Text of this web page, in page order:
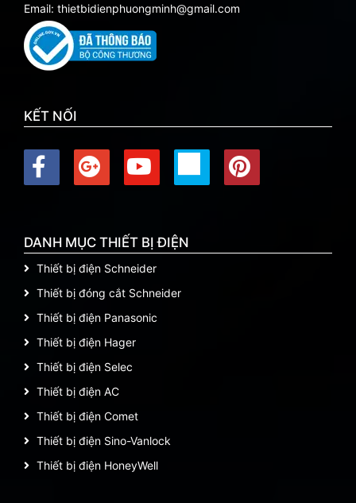
Email: thietbidienphuongminh@gmail.com
KẾT NỐI
DANH MỤC THIẾT BỊ ĐIỆN
Thiết bị điện Schneider
Thiết bị đóng cắt Schneider
Thiết bị điện Panasonic
Thiết bị điện Hager
Thiết bị điện Selec
Thiết bị điện AC
Thiết bị điện Comet
Thiết bị điện Sino-Vanlock
Thiết bị điện HoneyWell